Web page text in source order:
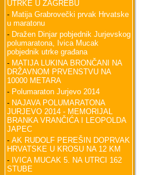
UTRKE U ZAGREBU
- Matija Grabrovečki prvak Hrvatske
u maratonu
- Dražen Dinjar pobjednik Jurjevskog
polumaratona, Ivica Mucak
pobjednik utrke građana
- MATIJA LUKINA BRONČANI NA
DRŽAVNOM PRVENSTVU NA
10000 METARA
- Polumaraton Jurjevo 2014
- NAJAVA POLUMARATONA
JURJEVO 2014 - MEMORIJAL
BRANKA VRANČIĆA I LEOPOLDA
JAPEC
- AK RUDOLF PEREŠIN DOPRVAK
HRVATSKE U KROSU NA 12 KM
- IVICA MUCAK 5. NA UTRCI 162
STUBE